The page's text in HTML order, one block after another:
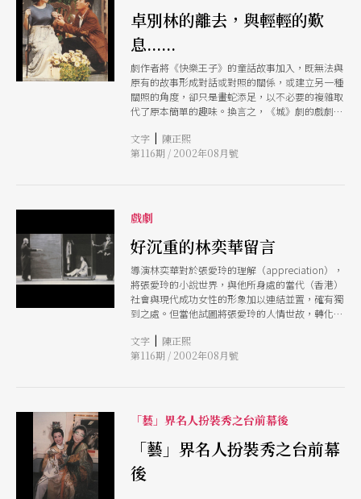
卓別林的離去，與輕輕的歎
息......
劇作者將《快樂王子》的童話故事加入，既無法與
原有的故事形成對話或對照的關係，或建立另一種
關照的角度，卻只是畫蛇添足，以不必要的複雜取
代了原本簡單的趣味。換言之，《城》劇的戲劇文
我們理解到卓別林當初為何堅持以默片拍攝、為何
堅拒配音的建議。
文字 | 陳正熙
第116期 / 2002年08月號
戲劇
好沉重的林奕華留言
導演林奕華對於張愛玲的理解（appreciation），
將張愛玲的小說世界，與他所身處的當代（香港）
社會與現代成功女性的形象加以連結並置，確有獨
到之處。但當他試圖將張愛玲的人情世故，轉化為
不免讓入有所保留了。
文字 | 陳正熙
第116期 / 2002年08月號
「藝」界名人扮裝秀之台前幕後
「藝」界名人扮裝秀之台前幕
後